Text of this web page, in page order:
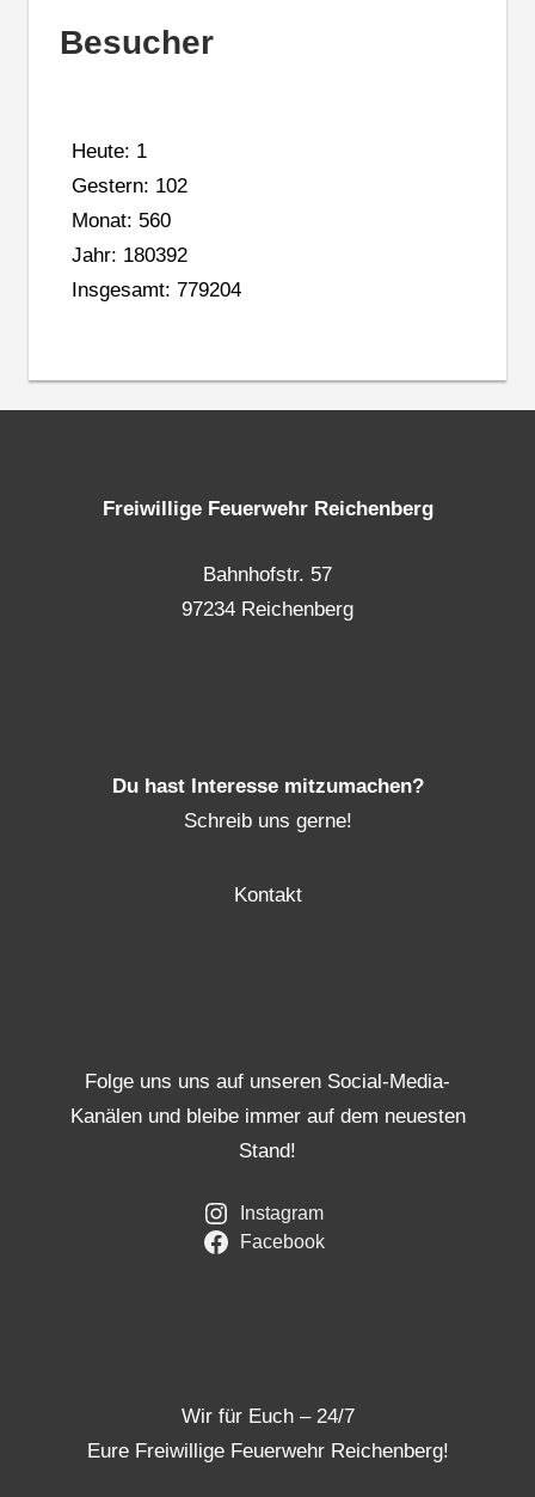
Besucher
Heute: 1
Gestern: 102
Monat: 560
Jahr: 180392
Insgesamt: 779204
Freiwillige Feuerwehr Reichenberg
Bahnhofstr. 57
97234 Reichenberg
Du hast Interesse mitzumachen?
Schreib uns gerne!
Kontakt
Folge uns uns auf unseren Social-Media-
Kanälen und bleibe immer auf dem neuesten
Stand!
Instagram
Facebook
Wir für Euch – 24/7
Eure Freiwillige Feuerwehr Reichenberg!